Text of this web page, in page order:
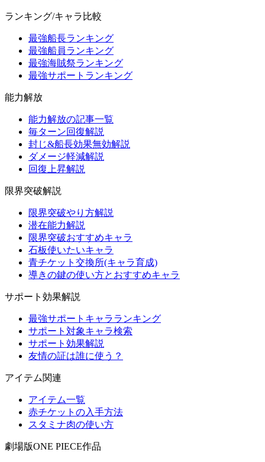
ランキング/キャラ比較
最強船長ランキング
最強船員ランキング
最強海賊祭ランキング
最強サポートランキング
能力解放
能力解放の記事一覧
毎ターン回復解説
封じ&船長効果無効解説
ダメージ軽減解説
回復上昇解説
限界突破解説
限界突破やり方解説
潜在能力解説
限界突破おすすめキャラ
石板使いたいキャラ
青チケット交換所(キャラ育成)
導きの鍵の使い方とおすすめキャラ
サポート効果解説
最強サポートキャラランキング
サポート対象キャラ検索
サポート効果解説
友情の証は誰に使う？
アイテム関連
アイテム一覧
赤チケットの入手方法
スタミナ肉の使い方
劇場版ONE PIECE作品